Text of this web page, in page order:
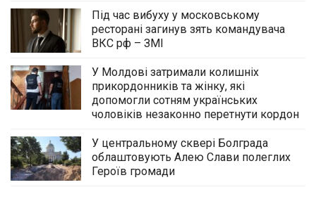
Під час вибуху у московському
ресторані загинув зять командувача
ВКС рф – ЗМІ
У Молдові затримали колишніх
прикордонників та жінку, які
допомогли сотням українських
чоловіків незаконно перетнути кордон
У центральному сквері Болграда
облаштовують Алею Слави полеглих
Героїв громади